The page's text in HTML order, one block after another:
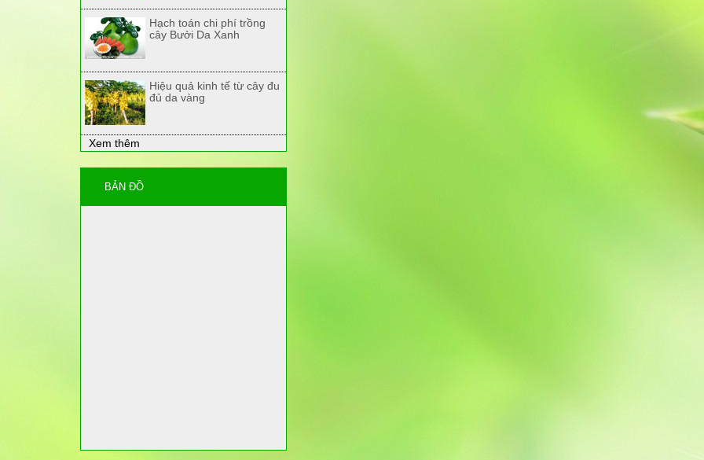
Hạch toán chi phí trồng
cây Bưởi Da Xanh
Hiệu quả kinh tế từ cây đu
đủ da vàng
Xem thêm
BẢN ĐỒ